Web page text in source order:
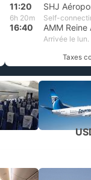
11:20 SHJ
6h 20m Self-
16:40
Arrivée le
Taxes